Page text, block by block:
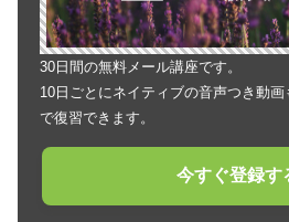
30日間の無料メール講座です。
10日ごとにネイティブの音声つき動
で復習できます。
今すぐ登録す